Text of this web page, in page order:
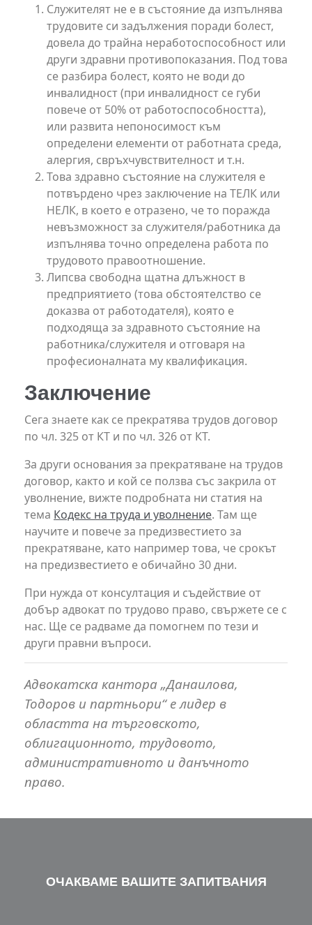
Служителят не е в състояние да изпълнява
трудовите си задължения поради болест,
довела до трайна неработоспособност или
други здравни противопоказания. Под това
се разбира болест, която не води до
инвалидност (при инвалидност се губи
повече от 50% от работоспособността),
или развита непоносимост към
определени елементи от работната среда,
алергия, свръхчувствителност и т.н.
Това здравно състояние на служителя е
потвърдено чрез заключение на ТЕЛК или
НЕЛК, в което е отразено, че то поражда
невъзможност за служителя/работника да
изпълнява точно определена работа по
трудовото правоотношение.
Липсва свободна щатна длъжност в
предприятието (това обстоятелство се
доказва от работодателя), която е
подходяща за здравното състояние на
работника/служителя и отговаря на
професионалната му квалификация.
Заключение
Сега знаете как се прекратява трудов договор
по чл. 325 от КТ и по чл. 326 от КТ.
За други основания за прекратяване на трудов
договор, както и кой се ползва със закрила от
уволнение, вижте подробната ни статия на
тема Кодекс на труда и уволнение. Там ще
научите и повече за предизвестието за
прекратяване, като например това, че срокът
на предизвестието е обичайно 30 дни.
При нужда от консултация и съдействие от
добър адвокат по трудово право, свържете се с
нас. Ще се радваме да помогнем по тези и
други правни въпроси.
Адвокатска кантора „Данаилова,
Тодоров и партньори“ е лидер в
областта на търговското,
облигационното, трудовото,
административното и данъчното
право.
ОЧАКВАМЕ ВАШИТЕ ЗАПИТВАНИЯ